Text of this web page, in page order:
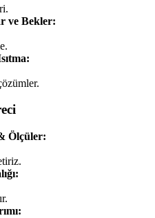
ve Bekler:
Ölçüler: